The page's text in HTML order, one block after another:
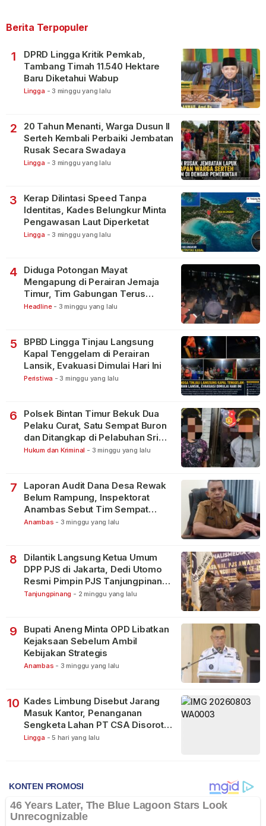
Berita Terpopuler
1
DPRD Lingga Kritik Pemkab,
Tambang Timah 11.540 Hektare
Baru Diketahui Wabup
Lingga - 3 minggu yang lalu
2
20 Tahun Menanti, Warga Dusun II
Serteh Kembali Perbaiki Jembatan
Rusak Secara Swadaya
Lingga - 3 minggu yang lalu
3
Kerap Dilintasi Speed Tanpa
Identitas, Kades Belungkur Minta
Pengawasan Laut Diperketat
Lingga - 3 minggu yang lalu
4
Diduga Potongan Mayat
Mengapung di Perairan Jemaja
Timur, Tim Gabungan Terus
Lakukan Pencarian
Headline - 3 minggu yang lalu
5
BPBD Lingga Tinjau Langsung
Kapal Tenggelam di Perairan
Lansik, Evakuasi Dimulai Hari Ini
Peristiwa - 3 minggu yang lalu
6
Polsek Bintan Timur Bekuk Dua
Pelaku Curat, Satu Sempat Buron
dan Ditangkap di Pelabuhan Sri
Bintan Pura
Hukum dan Kriminal - 3 minggu yang lalu
7
Laporan Audit Dana Desa Rewak
Belum Rampung, Inspektorat
Anambas Sebut Tim Sempat
Terbagi Tangani Kasus Lain
Anambas - 3 minggu yang lalu
8
Dilantik Langsung Ketua Umum
DPP PJS di Jakarta, Dedi Utomo
Resmi Pimpin PJS Tanjungpinang-
Bintan
Tanjungpinang - 2 minggu yang lalu
9
Bupati Aneng Minta OPD Libatkan
Kejaksaan Sebelum Ambil
Kebijakan Strategis
Anambas - 3 minggu yang lalu
10 Kades Limbung Disebut Jarang
Masuk Kantor, Penanganan
Sengketa Lahan PT CSA Disorot
Warga
Lingga - 5 hari yang lalu